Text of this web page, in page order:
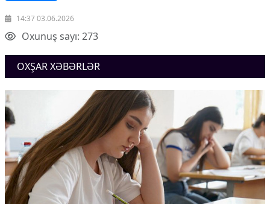
Cəmiyyət
Crossmedia.az - 1 yaş
Məhkəmə və hüquq
Ekologiya
Zəfər - 5
Gənclər və İdman
Media və QHT
Hadisə
Sağlamlıq
Sosium
Mənəvi dəyərlər
Texnologiya
Mətbuat-150
14:37 03.06.2026
Oxunuş sayı: 273
OXŞAR XƏBƏRLƏR